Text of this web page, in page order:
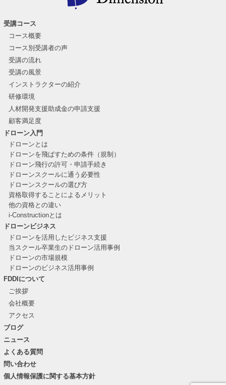
受講コース
コース概要
コース別受講者の声
受講の流れ
受講の風景
インストラクターの紹介
研修環境
人材開発支援助成金の申請支援
顧客満足度
ドローン入門
ドローンとは
ドローンを飛ばすための条件（規制）
ドローン飛行の許可・申請手続き
ドローンスクールに通う必要性
ドローンスクールの選び方
資格取得することによるメリット
他の資格との違い
i-Constructionとは
ドローンビジネス
ドローンを活用したビジネス支援
当スクール卒業生のドローン活用事例
ドローンの市場規模
ドローンのビジネス活用事例
FDDIについて
ご挨拶
会社概要
アクセス
ブログ
ニュース
よくある質問
問い合わせ
個人情報保護に関する基本方針